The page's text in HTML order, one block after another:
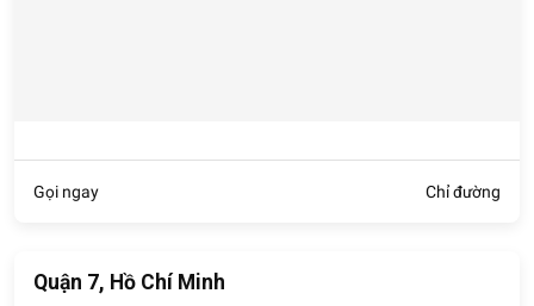
Gọi ngay Chỉ đường
Quận 7, Hồ Chí Minh